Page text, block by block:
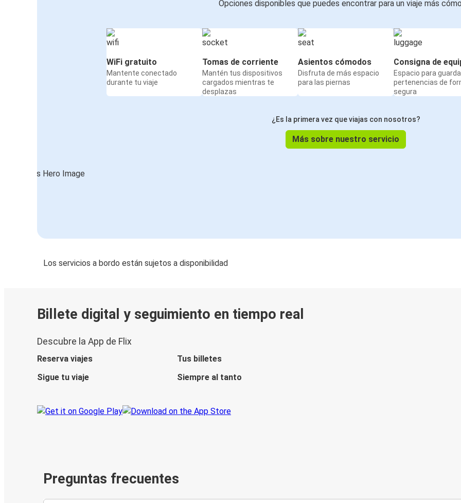
Opciones disponibles que puedes encontrar para un viaje más
WiFi gratuito
Mantente conectado
durante tu viaje
Tomas de corriente
Mantén tus dispositivos
cargados mientras te
desplazas
Asientos cómodos
Disfruta de más espacio
para las piernas
Consigna de
Espacio para
pertenencias de
segura
¿Es la primera vez que viajas con nosotros?
Más sobre nuestro servicio
Los servicios a bordo están sujetos a disponibilidad
Billete digital y seguimiento en tiempo real
Descubre la App de Flix
Reserva viajes
Tus billetes
Sigue tu viaje
Siempre al tanto
Preguntas frecuentes